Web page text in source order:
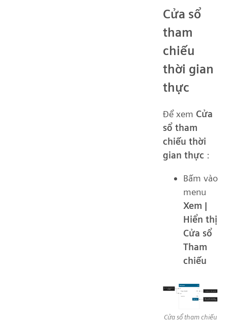
Cửa sổ
tham
chiếu
thời gian
thực
Để xem Cửa
sổ tham
chiếu thời
gian thực :
Bấm vào
menu
Xem |
Hiển thị
Cửa sổ
Tham
chiếu
Cửa sổ tham chiếu